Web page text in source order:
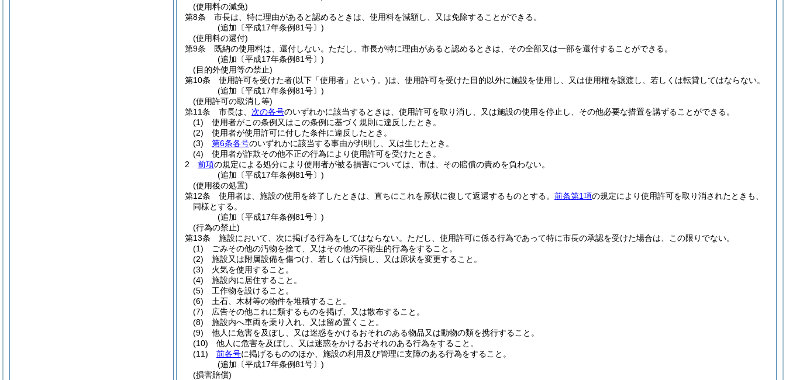
(使用料の減免)
第8条
市長は、特に理由があると認めるときは、使用料を減額し、又は免除することができる。
(追加〔平成17年条例81号〕)
(使用料の還付)
第9条
既納の使用料は、還付しない。 ただし、市長が特に理由があると認めるときは、その全部又は一部を還付することができる。
(追加〔平成17年条例81号〕)
(目的外使用等の禁止)
第10条
使用許可を受けた者(以下「使用者」という。)は、使用許可を受けた目的以外に施設を使用し、又は使用権を譲渡し、若しくは転貸してはならない。
(追加〔平成17年条例81号〕)
(使用許可の取消し等)
第11条
市長は、 次の各号のいずれかに該当するときは、使用許可を取り消し、又は施設の使用を停止し、その他必要な措置を講ずることができる。
(1)
使用者がこの条例又はこの条例に基づく規則に違反したとき。
(2)
使用者が使用許可に付した条件に違反したとき。
(3)
第6条各号のいずれかに該当する事由が判明し、又は生じたとき。
(4)
使用者が詐欺その他不正の行為により使用許可を受けたとき。
2
前項の規定による処分により使用者が被る損害については、市は、その賠償の責めを負わない。
(追加〔平成17年条例81号〕)
(使用後の処置)
第12条
使用者は、施設の使用を終了したときは、直ちにこれを原状に復して返還するものとする。 前条第1項の規定により使用許可を取り消されたときも、
同様とする。
(追加〔平成17年条例81号〕)
(行為の禁止)
第13条
施設において、次に掲げる行為をしてはならない。 ただし、使用許可に係る行為であって特に市長の承認を受けた場合は、この限りでない。
(1)
ごみその他の汚物を捨て、又はその他の不衛生的行為をすること。
(2)
施設又は附属設備を傷つけ、若しくは汚損し、又は原状を変更すること。
(3)
火気を使用すること。
(4)
施設内に居住すること。
(5)
工作物を設けること。
(6)
土石、木材等の物件を堆積すること。
(7)
広告その他これに類するものを掲げ、又は散布すること。
(8)
施設内へ車両を乗り入れ、又は留め置くこと。
(9)
他人に危害を及ぼし、又は迷惑をかけるおそれのある物品又は動物の類を携行すること。
(10)
他人に危害を及ぼし、又は迷惑をかけるおそれのある行為をすること。
(11)
前各号に掲げるもののほか、施設の利用及び管理に支障のある行為をすること。
(追加〔平成17年条例81号〕)
(損害賠償)